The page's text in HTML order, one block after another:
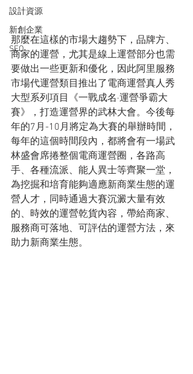
設計資源
新創企業
SEO
那麼在這樣的市場大趨勢下，品牌方、
商家的運營，尤其是線上運營部分也需
要做出一些更新和優化，因此阿里服務
市場代運營類目推出了電商運營真人秀
大型系列項目《一戰成名·運營爭霸大
賽》，打造運營界的武林大會。今後每
年的7月-10月將定為大賽的舉辦時間，
每年的這個時間段內，都將會有一場武
林盛會席捲整個電商運營圈，各路高
手、各種流派、能人異士等齊聚一堂，
為挖掘和培育能夠適應新商業生態的運
營人才，同時通過大賽沉澱大量有效
的、時效的運營乾貨內容，帶給商家、
服務商可落地、可評估的運營方法，來
助力新商業生態。